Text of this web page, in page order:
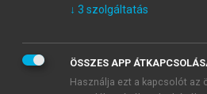
↓ 3 szolgáltatás
ÖSSZES APP
Használja ezt a kapcsolót az